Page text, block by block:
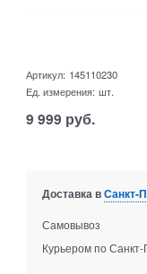
Артикул: 145110230
Ед. измерения: шт.
9 999 руб.
Доставка вСанкт-
Самовывоз
Курьером по Санкт-